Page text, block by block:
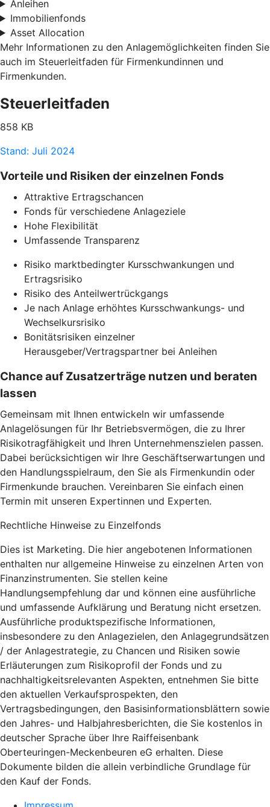
Anleihen
Immobilienfonds
Asset Allocation
Mehr Informationen zu den Anlagemöglichkeiten finden Sie
auch im Steuerleitfaden für Firmenkundinnen und
Firmenkunden.
Steuerleitfaden
858 KB
Stand: Juli 2024
Vorteile und Risiken der einzelnen Fonds
Attraktive Ertragschancen
Fonds für verschiedene Anlageziele
Hohe Flexibilität
Umfassende Transparenz
Risiko marktbedingter Kursschwankungen und
Ertragsrisiko
Risiko des Anteilwertrückgangs
Je nach Anlage erhöhtes Kursschwankungs- und
Wechselkursrisiko
Bonitätsrisiken einzelner
Herausgeber/Vertragspartner bei Anleihen
Chance auf Zusatzerträge nutzen und beraten
lassen
Gemeinsam mit Ihnen entwickeln wir umfassende
Anlagelösungen für Ihr Betriebsvermögen, die zu Ihrer
Risikotragfähigkeit und Ihren Unternehmenszielen passen.
Dabei berücksichtigen wir Ihre Geschäftserwartungen und
den Handlungsspielraum, den Sie als Firmenkundin oder
Firmenkunde brauchen. Vereinbaren Sie einfach einen
Termin mit unseren Expertinnen und Experten.
Rechtliche Hinweise zu Einzelfonds
Dies ist Marketing. Die hier angebotenen Informationen
enthalten nur allgemeine Hinweise zu einzelnen Arten von
Finanzinstrumenten. Sie stellen keine
Handlungsempfehlung dar und können eine ausführliche
und umfassende Aufklärung und Beratung nicht ersetzen.
Ausführliche produktspezifische Informationen,
insbesondere zu den Anlagezielen, den Anlagegrundsätzen
/ der Anlagestrategie, zu Chancen und Risiken sowie
Erläuterungen zum Risikoprofil der Fonds und zu
nachhaltigkeitsrelevanten Aspekten, entnehmen Sie bitte
den aktuellen Verkaufsprospekten, den
Vertragsbedingungen, den Basisinformationsblättern sowie
den Jahres- und Halbjahresberichten, die Sie kostenlos in
deutscher Sprache über Ihre Raiffeisenbank
Oberteuringen-Meckenbeuren eG erhalten. Diese
Dokumente bilden die allein verbindliche Grundlage für
den Kauf der Fonds.